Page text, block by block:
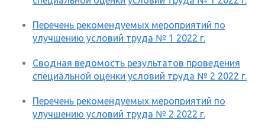
Перечень рекомендуемых мероприятий по
улучшению условий труда № 1 2022 г.
Сводная ведомость результатов проведения
специальной оценки условий труда № 2 2022 г.
Перечень рекомендуемых мероприятий по
улучшению условий труда № 2 2022 г.